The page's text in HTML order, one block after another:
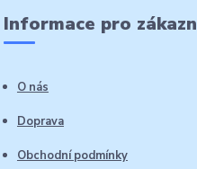
Informace pro
O nás
Doprava
Obchodní podmínky